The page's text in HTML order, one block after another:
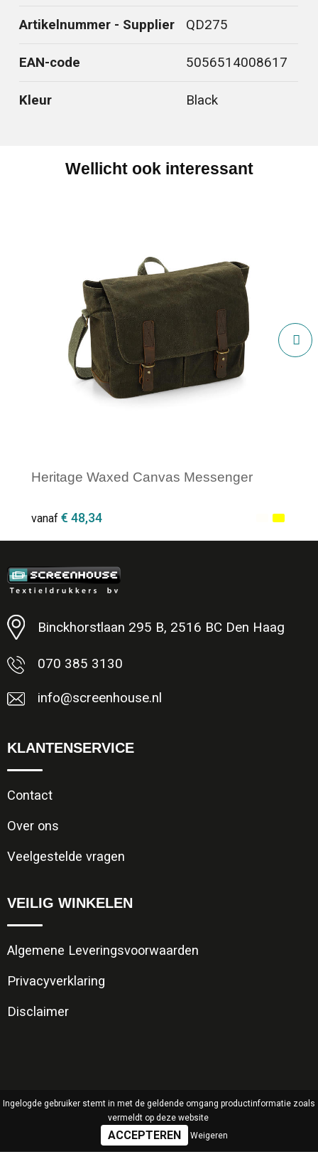
Artikelnummer - Supplier QD275
EAN-code 5056514008617
Kleur Black
Wellicht ook interessant
Heritage Waxed Canvas Messenger
vanaf € 48,34
Minimale afname: 1
Binckhorstlaan 295 B, 2516 BC Den Haag
070 385 3130
info@screenhouse.nl
KLANTENSERVICE
Contact
Over ons
Veelgestelde vragen
VEILIG WINKELEN
Algemene Leveringsvoorwaarden
Privacyverklaring
Disclaimer
Ingelogde gebruiker stemt in met de geldende omgang productinformatie zoals
vermeldt op deze website
Weigeren